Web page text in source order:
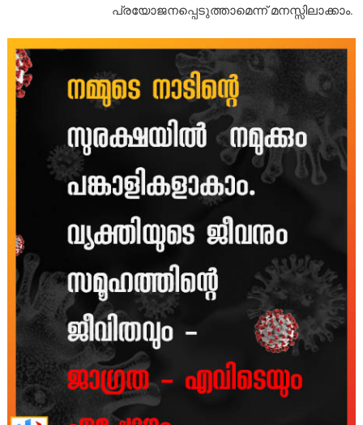
പ്രയോജനപ്പെടുത്താമെന്ന് മനസ്സിലാക്കാം.